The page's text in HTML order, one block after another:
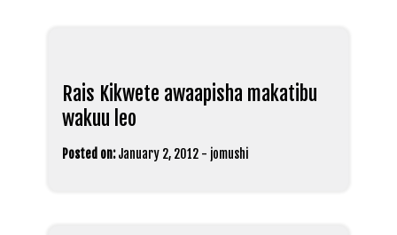
Rais Kikwete awaapisha makatibu
wakuu leo
Posted on: January 2, 2012 - jomushi